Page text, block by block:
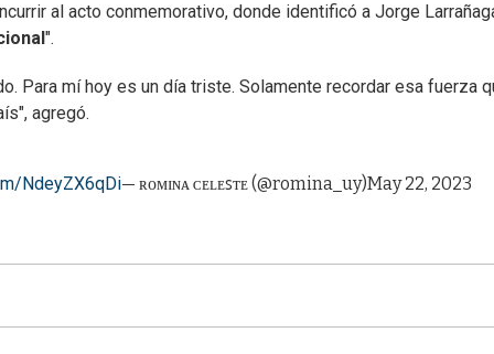
al acto conmemorativo, donde identificó a Jorge
".
Para mí hoy es un día triste. Solamente recordar esa fuerza
agregó.
NdeyZX6qDi— ʀᴏᴍɪɴᴀ ᴄᴇʟᴇꜱᴛᴇ (@romina_uy)May 22, 2023